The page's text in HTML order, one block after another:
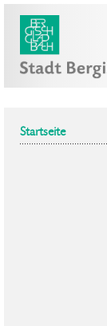
Startseite